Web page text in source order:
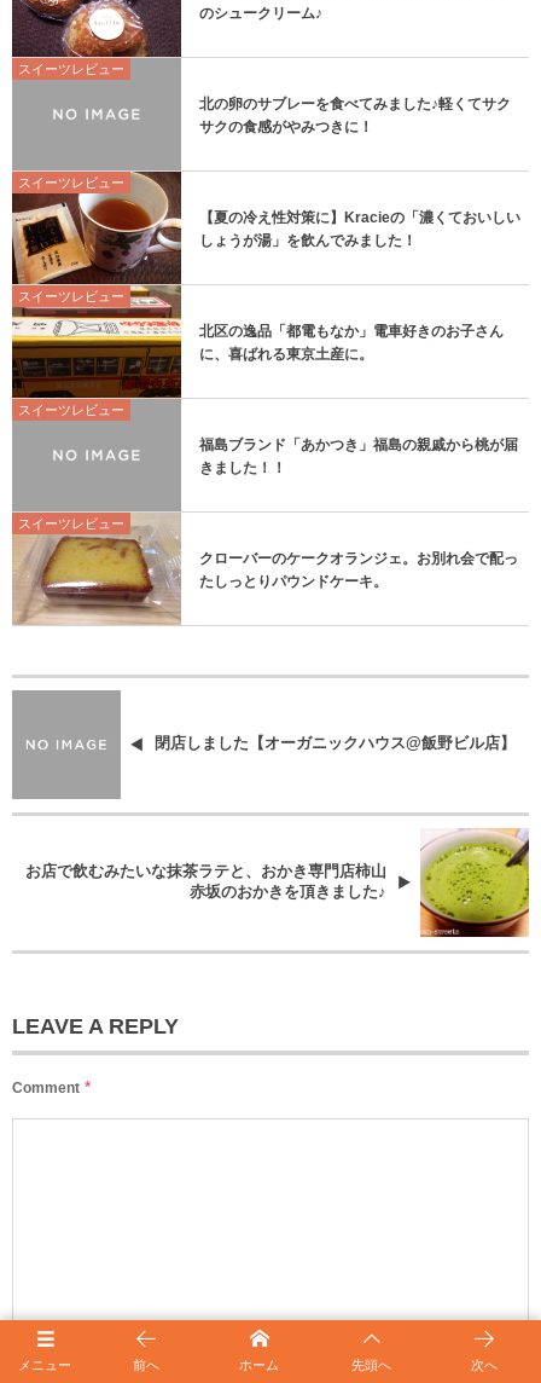
のシュークリーム♪
スイーツレビュー
北の卵のサブレーを食べてみました♪軽くてサク
サクの食感がやみつきに！
スイーツレビュー
【夏の冷え性対策に】Kracieの「濃くておいしい
しょうが湯」を飲んでみました！
スイーツレビュー
北区の逸品「都電もなか」電車好きのお子さん
に、喜ばれる東京土産に。
スイーツレビュー
福島ブランド「あかつき」福島の親戚から桃が届
きました！！
スイーツレビュー
クローバーのケークオランジェ。お別れ会で配っ
たしっとりパウンドケーキ。
閉店しました【オーガニックハウス@飯野ビル店】
お店で飲むみたいな抹茶ラテと、おかき専門店柿山
赤坂のおかきを頂きました♪
LEAVE A REPLY
Comment *
メニュー 前へ ホーム 先頭へ 次へ